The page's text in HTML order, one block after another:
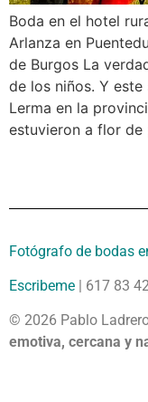
Boda en el hotel
Arlanza en
de Burgos La
de los niños. Y
Lerma en la
estuvieron a flor
Fotógrafo de bodas
Escribeme | 617 83
© 2026 Pablo
emotiva, cercana y